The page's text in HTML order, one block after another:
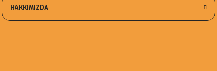
HAKKIMIZDA